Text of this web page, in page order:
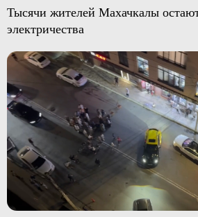
Тысячи жителей Махачкалы
электричества